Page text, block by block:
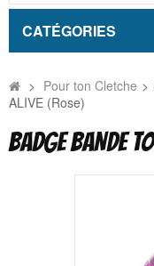
CATÉGORIES
> Pour ton Cletche >
ALIVE (Rose)
BADGE BANDE